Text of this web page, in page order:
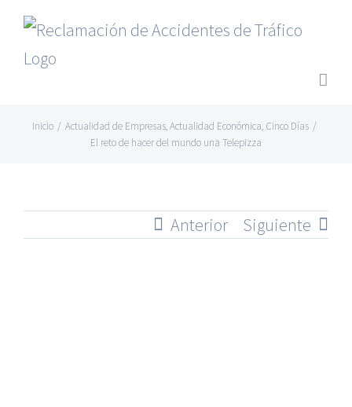
Saltar
contenido
Inicio / Actualidad de Empresas,Actualidad Económica, Cinco Días /
El reto de hacer del mundo una Telepizza
Anterior Siguiente